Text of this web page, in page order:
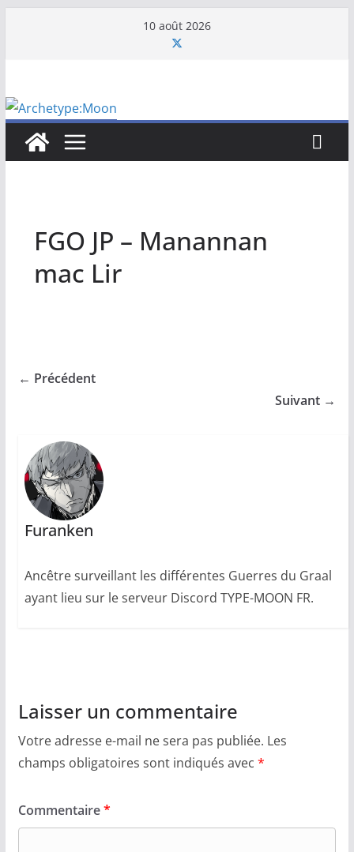
10 août 2026
FGO JP – Manannan
mac Lir
← Précédent
Suivant →
Furanken
Ancêtre surveillant les différentes Guerres du Graal
ayant lieu sur le serveur Discord TYPE-MOON FR.
Laisser un commentaire
Votre adresse e-mail ne sera pas publiée. Les
champs obligatoires sont indiqués avec *
Commentaire*